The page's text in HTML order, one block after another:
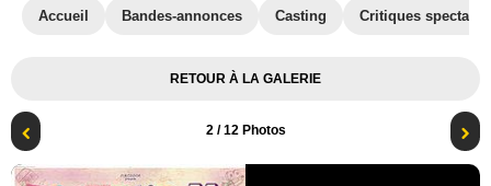
Accueil Bandes-annonces Casting Critiques
RETOUR À LA GALERIE
2/ 12 Photos